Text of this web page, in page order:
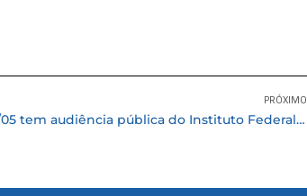
PRÓXIMO
Dia 27/05 tem audiência pública do Instituto Federal de Cotia